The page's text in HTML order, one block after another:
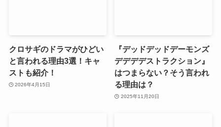
クロサギのドラマがひどい
と言われる理由3選！キャ
ストも紹介！
2026年4月15日
『デッドデッドデーモンズ
デデデデストラクション』
はつまらない？そう言われ
る理由は？
2025年11月20日